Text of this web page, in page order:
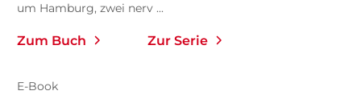
um Hamburg, zwei nerv ...
Zum Buch Zur Serie
E-Book